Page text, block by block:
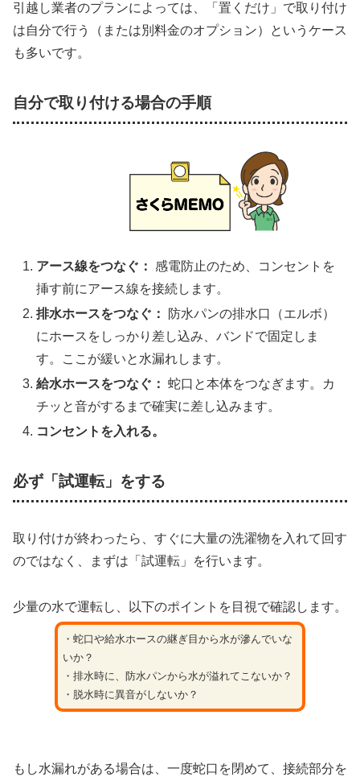
引越し業者のプランによっては、「置くだけ」で取り付け
は自分で行う（または別料金のオプション）というケース
も多いです。
自分で取り付ける場合の手順
アース線をつなぐ： 感電防止のため、コンセントを
挿す前にアース線を接続します。
排水ホースをつなぐ：
防水パンの排水口（エルボ）
にホースをしっかり差し込み、バンドで固定しま
す。ここが緩いと水漏れします。
給水ホースをつなぐ： 蛇口と本体をつなぎます。カ
チッと音がするまで確実に差し込みます。
コンセントを入れる。
必ず「試運転」をする
取り付けが終わったら、すぐに大量の洗濯物を入れて回す
のではなく、まずは「試運転」を行います。
少量の水で運転し、以下のポイントを目視で確認します。
・蛇口や給水ホースの継ぎ目から水が滲んでいな
いか？
・排水時に、防水パンから水が溢れてこないか？
・脱水時に異音がしないか？
もし水漏れがある場合は、一度蛇口を閉めて、接続部分を